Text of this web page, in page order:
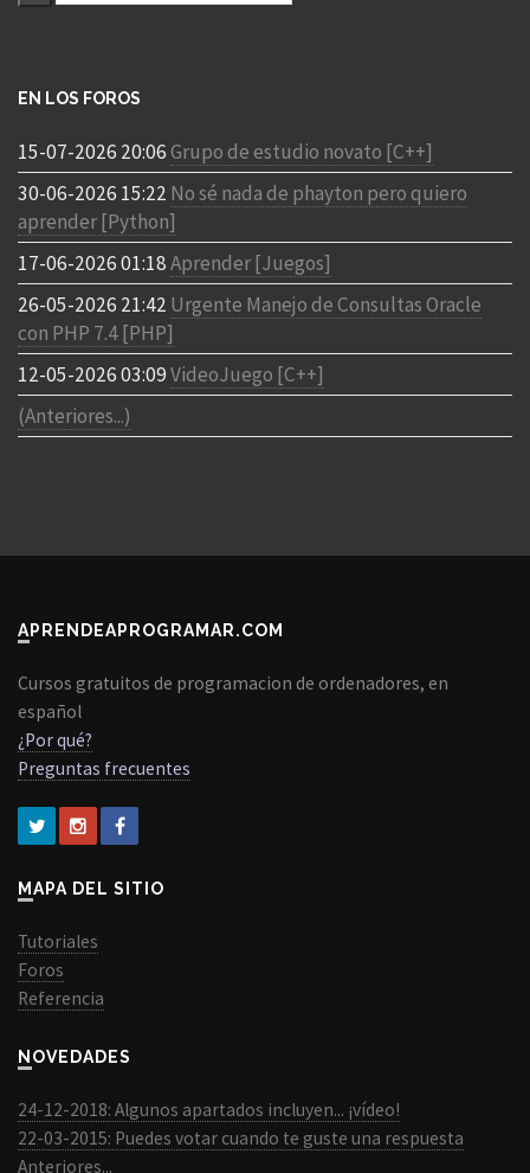
EN LOS FOROS
15-07-2026 20:06Grupo de estudio novato [C++]
30-06-2026 15:22 No sé nada de phayton pero quiero
aprender [Python]
17-06-2026 01:18Aprender [Juegos]
26-05-2026 21:42 Urgente Manejo de Consultas Oracle
con PHP 7.4 [PHP]
12-05-2026 03:09VideoJuego [C++]
(Anteriores...)
APRENDEAPROGRAMAR.COM
Cursos gratuitos de programacion de ordenadores, en
español
¿Por qué?
Preguntas frecuentes
MAPA DEL SITIO
Tutoriales
Foros
Referencia
NOVEDADES
24-12-2018: Algunos apartados incluyen... ¡vídeo!
22-03-2015: Puedes votar cuando te guste una respuesta
Anteriores...